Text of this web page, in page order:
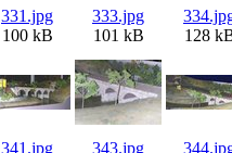
331.jpg
100 kB
333.jpg
101 kB
128
341.jpg
343.jpg